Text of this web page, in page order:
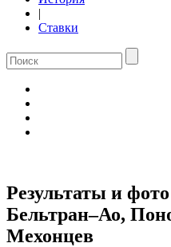
|
Ставки
Результаты и
Бельтран–Ао,
Мехонцев